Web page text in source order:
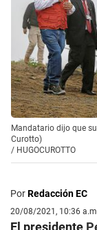
Mandatario dijo que
Curotto)
/ HUGOCUROTTO
PorRedacción EC
20/08/2021, 10:36
El presidente